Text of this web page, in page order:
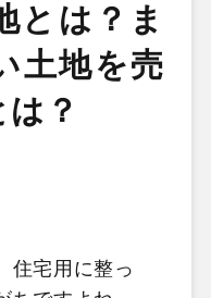
とは？ま
土地を売
？
住宅用に整っ